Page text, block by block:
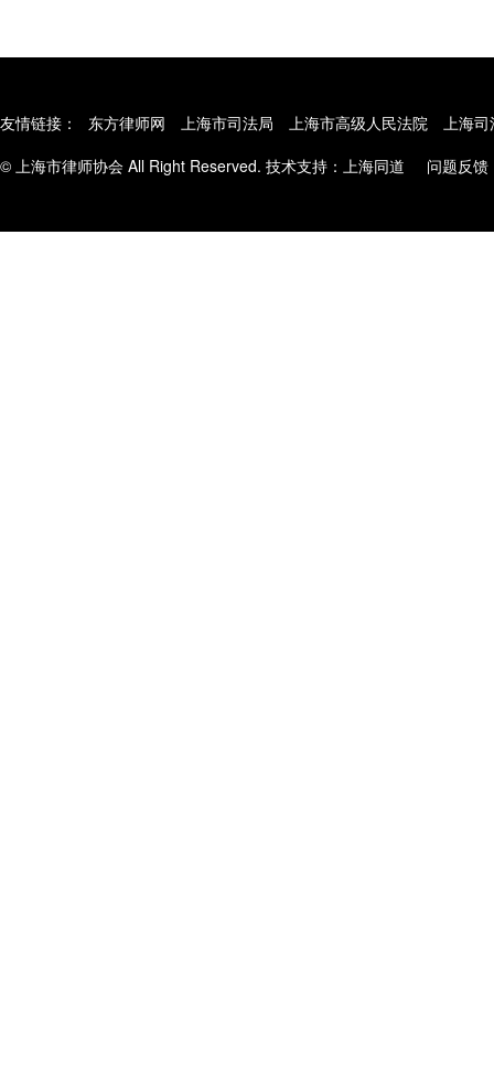
友情链接： 东方律师网 上海市司法局 上海市高级人民法院
上海
© 上海市律师协会 All Right Reserved. 技术支持： 上海同道 问题反馈